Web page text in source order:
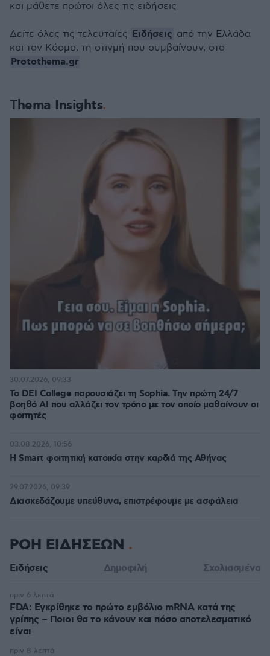
Thema Insights
Το DEI College παρουσιάζει τη Sophia. Την πρώτη 24/7
βοηθό AI που αλλάζει τον τρόπο με τον οποίο μαθαίνουν οι
φοιτητές
30.07.2026, 09:33
Η Smart φοιτητική κατοικία στην καρδιά της Αθήνας
03.08.2026, 10:56
Διασκεδάζουμε υπεύθυνα, επιστρέφουμε με ασφάλεια
29.07.2026, 09:39
και μάθετε πρώτοι όλες τις ειδήσεις
Δείτε όλες τις τελευταίες Ειδήσεις από την Ελλάδα
και τον Κόσμο, τη στιγμή που συμβαίνουν, στο
Protothema.gr
ΡΟΗ ΕΙΔΗΣΕΩΝ
Ειδήσεις Δημοφιλή Σχολιασμένα
FDA: Εγκρίθηκε το πρώτο εμβόλιο mRNA κατά της
γρίπης – Ποιοι θα το κάνουν και πόσο αποτελεσματικό
είναι
πριν 6 λεπτά
πριν 8 λεπτά